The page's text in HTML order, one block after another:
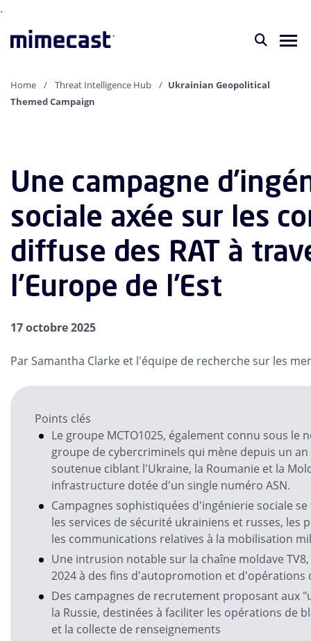
.
Home Threat Intelligence Hub
Ukrainian Geopolitical
Themed Campaign
Une campagne
sociale axée sur les
diffuse des RAT à
l'Europe de l'Est
17 octobre 2025
Par Samantha Clarke et l'équipe de recherche sur les
Points clés
Le groupe MCTO1025, également connu sous le
groupe de cybercriminels qui mène depuis un
soutenue ciblant l'Ukraine, la Roumanie et la
infrastructure dotée d'un single numéro ASN.
Campagnes sophistiquées d'ingénierie sociale
les services de sécurité ukrainiens et russes, les
les communications relatives à la mobilisation
Une intrusion notable sur la chaîne moldave
2024 à des fins d'autopromotion et d'opérations
Des campagnes de recrutement proposant aux
la Russie, destinées à faciliter les opérations de
et la collecte de renseignements